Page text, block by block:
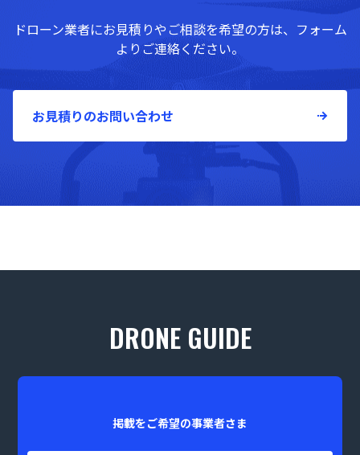
ドローン業者にお見積りやご相談を希望の方は、フォーム
よりご連絡ください。
お見積りのお問い合わせ
DRONE GUIDE
掲載をご希望の事業者さま